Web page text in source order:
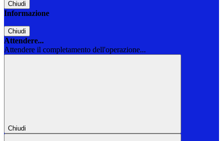
Chiudi
Informazione
Chiudi
Attendere...
Attendere il completamento dell'operazione...
Chiudi